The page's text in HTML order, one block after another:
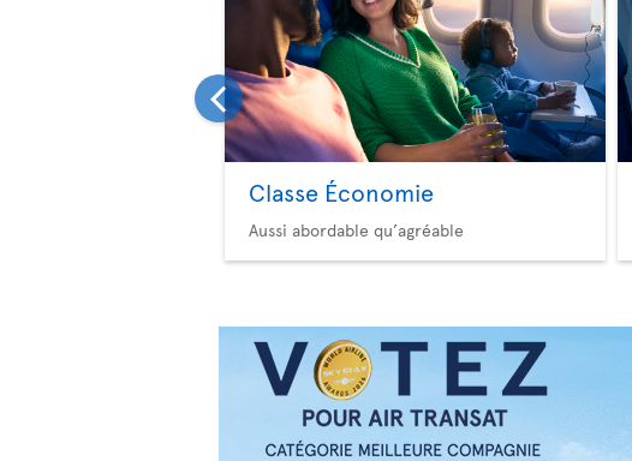
Classe Économie
Aussi abordable qu’agréable